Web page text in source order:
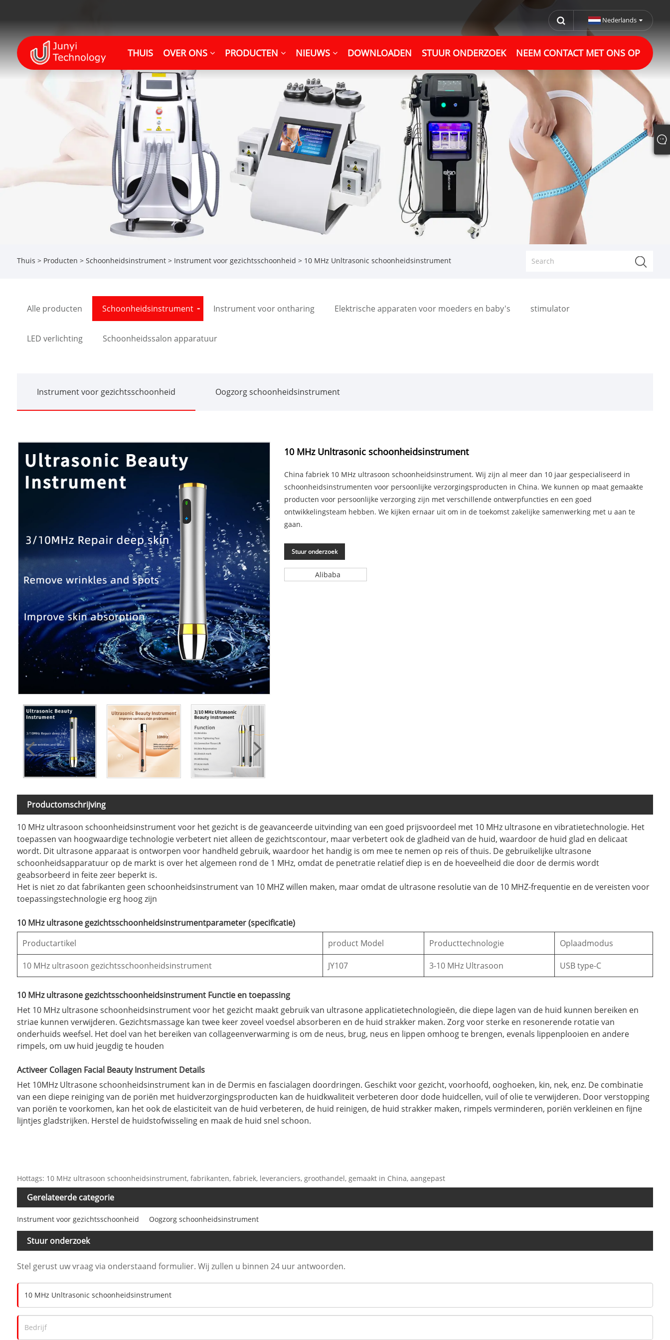
Nederlands
THUIS OVER ONS PRODUCTEN NIEUWS DOWNLOADEN STUUR ONDERZOEK NEEM CONTACT MET ONS OP
Thuis > Producten > Schoonheidsinstrument> Instrument voor gezichtsschoonheid > 10 MHz Unltrasonic schoonheidsinstrument
Alle producten Schoonheidsinstrument Instrument voor ontharing Elektrische apparaten voor moeders en baby's stimulator
LED verlichting Schoonheidssalon apparatuur
Instrument voor gezichtsschoonheid Oogzorg schoonheidsinstrument
10 MHz Unltrasonic schoonheidsinstrument
China fabriek 10 MHz ultrasoon schoonheidsinstrument. Wij zijn al meer dan 10 jaar gespecialiseerd in
schoonheidsinstrumenten voor persoonlijke verzorgingsproducten in China. We kunnen op maat gemaakte
producten voor persoonlijke verzorging zijn met verschillende ontwerpfuncties en een goed
ontwikkelingsteam hebben. We kijken ernaar uit om in de toekomst zakelijke samenwerking met u aan te
gaan.
Stuur onderzoek
Alibaba
Productomschrijving
10 MHz ultrasoon schoonheidsinstrument voor het gezicht is de geavanceerde uitvinding van een goed prijsvoordeel met 10 MHz ultrasone en vibratietechnologie. Het
toepassen van hoogwaardige technologie verbetert niet alleen de gezichtscontour, maar verbetert ook de gladheid van de huid, waardoor de huid glad en delicaat
wordt. Dit ultrasone apparaat is ontworpen voor handheld gebruik, waardoor het handig is om mee te nemen op reis of thuis. De gebruikelijke ultrasone
schoonheidsapparatuur op de markt is over het algemeen rond de 1 MHz, omdat de penetratie relatief diep is en de hoeveelheid die door de dermis wordt
geabsorbeerd in feite zeer beperkt is.
Het is niet zo dat fabrikanten geen schoonheidsinstrument van 10 MHZ willen maken, maar omdat de ultrasone resolutie van de 10 MHZ-frequentie en de vereisten voor
toepassingstechnologie erg hoog zijn
10 MHz ultrasone gezichtsschoonheidsinstrumentparameter (specificatie)
Productartikel
product Model Producttechnologie Oplaadmodus
10 MHz ultrasoon gezichtsschoonheidsinstrument JY107 3-10 MHz Ultrasoon USB type-C
10 MHz ultrasone gezichtsschoonheidsinstrument Functie en toepassing
Het 10 MHz ultrasone schoonheidsinstrument voor het gezicht maakt gebruik van ultrasone applicatietechnologieën, die diepe lagen van de huid kunnen bereiken en
striae kunnen verwijderen. Gezichtsmassage kan twee keer zoveel voedsel absorberen en de huid strakker maken. Zorg voor sterke en resonerende rotatie van
onderhuids weefsel. Het doel van het bereiken van collageenverwarming is om de neus, brug, neus en lippen omhoog te brengen, evenals lippenplooien en andere
rimpels, om uw huid jeugdig te houden
Activeer Collagen Facial Beauty Instrument Details
Het 10MHz Ultrasone schoonheidsinstrument kan in de Dermis en fascialagen doordringen. Geschikt voor gezicht, voorhoofd, ooghoeken, kin, nek, enz. De combinatie
van een diepe reiniging van de poriën met huidverzorgingsproducten kan de huidkwaliteit verbeteren door dode huidcellen, vuil of olie te verwijderen. Door verstopping
van poriën te voorkomen, kan het ook de elasticiteit van de huid verbeteren, de huid reinigen, de huid strakker maken, rimpels verminderen, poriën verkleinen en fijne
lijntjes gladstrijken. Herstel de huidstofwisseling en maak de huid snel schoon.
Hottags: 10 MHz ultrasoon schoonheidsinstrument, fabrikanten, fabriek, leveranciers, groothandel, gemaakt in China, aangepast
Gerelateerde categorie
Instrument voor gezichtsschoonheid Oogzorg schoonheidsinstrument
Stuur onderzoek
Stel gerust uw vraag via onderstaand formulier. Wij zullen u binnen 24 uur antwoorden.